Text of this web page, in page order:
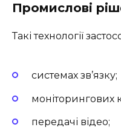
Промислові
Такі технології
системах зв’язку;
моніторингових
передачі відео;